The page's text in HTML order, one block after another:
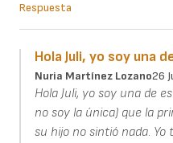
Respuesta
Hola Juli, yo soy una
Nuria Martínez Lozano26
Hola Juli, yo soy una de
no soy la única) que la
su hijo no sintió nada.